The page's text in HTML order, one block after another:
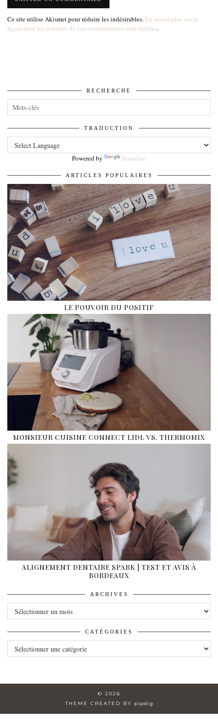
Ce site utilise Akismet pour réduire les indésirables. En savoir plus sur la
façon dont les données de vos commentaires sont traitées.
RECHERCHE
TRADUCTION
Powered by Translate
ARTICLES POPULAIRES
LE POUVOIR DU POSITIF
MONSIEUR CUISINE CONNECT LIDL VS. THERMOMIX
ALIGNEMENT DENTAIRE SPARK | TEST ET AVIS À
BORDEAUX
ARCHIVES
ARCHIVES
CATÉGORIES
CATÉGORIES
© 2026
THEME CREATED BY
pipdig